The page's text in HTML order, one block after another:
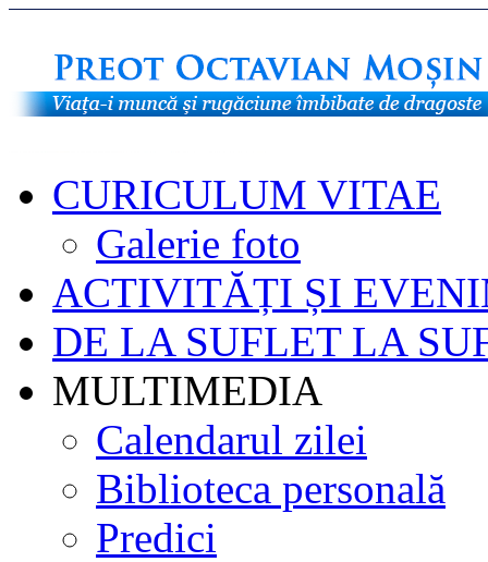
CURICULUM VITAE
Galerie foto
ACTIVITĂȚI ȘI
DE LA SUFLET LA
MULTIMEDIA
Calendarul zilei
Biblioteca personală
Predici